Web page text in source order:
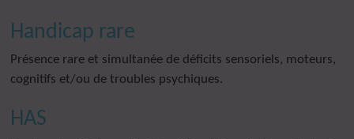
Handicap rare
Présence rare et simultanée de déficits sensoriels, moteurs,
cognitifs et/ou de troubles psychiques.
HAS